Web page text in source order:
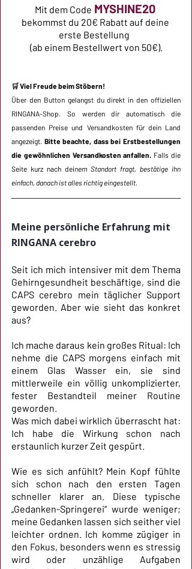
Mit dem Code MYSHINE20
bekommst du 20€ Rabatt auf deine
erste Bestellung
(ab einem Bestellwert von 50€).
🛒 Viel Freude beim Stöbern!
Über den Button gelangst du direkt in den offiziellen
RINGANA-Shop. So werden dir automatisch die
passenden Preise und Versandkosten für dein Land
angezeigt. Bitte beachte, dass bei Erstbestellungen
die gewöhnlichen Versandkosten anfallen.
Falls die
Seite kurz nach deinem Standort fragt, bestätige ihn
einfach, danach ist alles richtig eingestellt.
Meine persönliche Erfahrung mit
RINGANA cerebro
Seit ich mich intensiver mit dem Thema
Gehirngesundheit beschäftige, sind die
CAPS cerebro mein täglicher Support
geworden. Aber wie sieht das konkret
aus?
Ich mache daraus kein großes Ritual: Ich
nehme die CAPS morgens einfach mit
einem Glas Wasser ein, sie sind
mittlerweile ein völlig unkomplizierter,
fester Bestandteil meiner Routine
geworden.
Was mich dabei wirklich überrascht hat:
Ich habe die Wirkung schon nach
erstaunlich kurzer Zeit gespürt.
Wie es sich anfühlt? Mein Kopf fühlte
sich schon nach den ersten Tagen
schneller klarer an. Diese typische
„Gedanken-Springerei“ wurde weniger;
meine Gedanken lassen sich seither viel
leichter ordnen. Ich komme zügiger in
den Fokus, besonders wenn es stressig
wird oder unzählige Aufgaben